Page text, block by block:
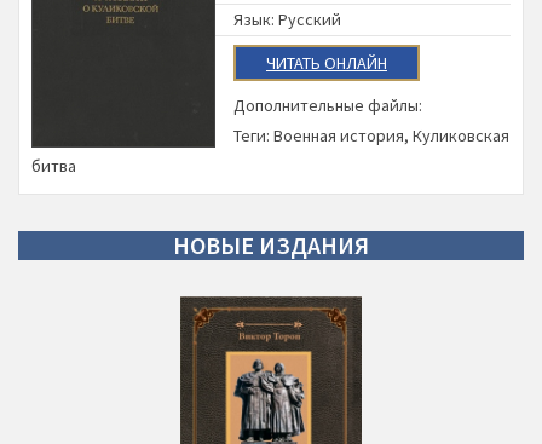
Язык: Русский
ЧИТАТЬ ОНЛАЙН
Дополнительные файлы:
Теги: Военная история, Куликовская
битва
НОВЫЕ ИЗДАНИЯ